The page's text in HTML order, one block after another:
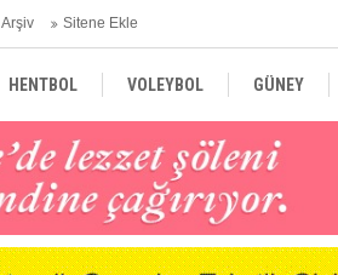
Arşiv Sitene Ekle
HENTBOL VOLEYBOL GÜNEY
DÜNYA